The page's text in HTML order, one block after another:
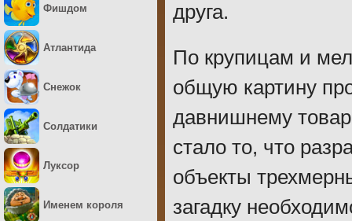
друга.
По крупицам и
общую картину
давнишнему
стало то, что
объекты
загадку
Фишдом
Атлантида
Снежок
Солдатики
Луксор
Именем короля